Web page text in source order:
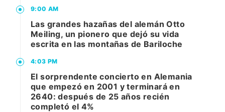
9:00 AM
Las grandes hazañas del alemán Otto
Meiling, un pionero que dejó su vida
escrita en las montañas de Bariloche
4:03 PM
El sorprendente concierto en Alemania
que empezó en 2001 y terminará en
2640: después de 25 años recién
completó el 4%